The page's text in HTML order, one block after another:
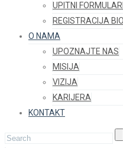
UPITNI FORMULARI
REGISTRACIJA
O NAMA
UPOZNAJTE NAS
MISIJA
VIZIJA
KARIJERA
KONTAKT